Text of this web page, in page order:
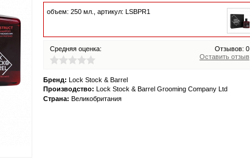
объем: 250 мл., артикул: LSBPR1
Отзывов: 0
Оставить отзыв
Средняя оценка:
Бренд: Lock Stock & Barrel
Производство: Lock Stock & Barrel Grooming Company Ltd
Страна: Великобритания